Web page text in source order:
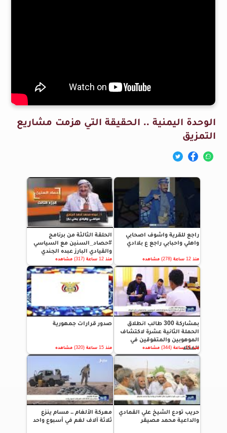
الوحدة اليمنية .. الحقيقة التي هزمت مشاريع
التمزيق
راجع للقرية واشوف اصحابي
واهلي واحبابي راجع ع بلاادي
منذ 12 ساعة (278) مشاهده
الحلقة الثالثة من برنامج
#حصاد_السنين مع السياسي
والقيادي البارز عبده الجندي
منذ 12 ساعة (317) مشاهده
بمشاركة 300 طالب انطلاق
الحملة الثانية عشرة لاكتشاف
الموهوبين والمتفوقين في
المكلا
منذ 15 ساعة (344) مشاهده
صدور قرارات جمهورية
منذ 15 ساعة (320) مشاهده
حريب تودع الشيخ علي القمادي
والداعية محمد مصيقر
معركة الألغام .. مسام ينزع
ثلاثة آلاف لغم في أسبوع واحد